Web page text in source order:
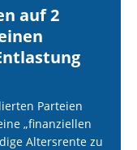
auf 2
Parteien
„finanziellen
Altersrente zu